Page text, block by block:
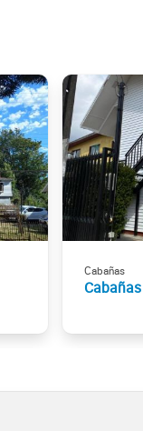
Cabañas